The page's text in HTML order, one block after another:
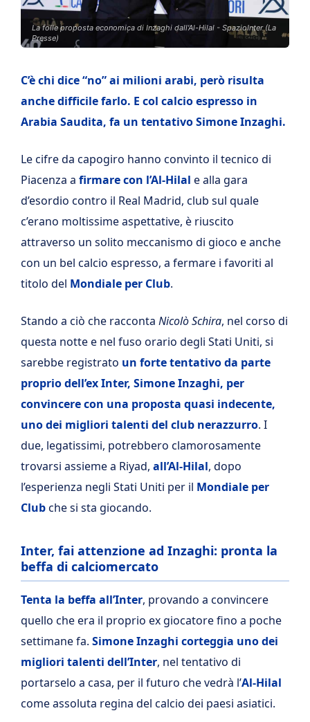
La folle proposta economica di Inzaghi dall'Al-Hilal - SpazioInter (La
Presse)
C’è chi dice “no” ai milioni arabi, però risulta
anche difficile farlo. E col calcio espresso in
Arabia Saudita, fa un tentativo Simone Inzaghi.
Le cifre da capogiro hanno convinto il tecnico di
Piacenza a firmare con l’Al-Hilal e alla gara
d’esordio contro il Real Madrid, club sul quale
c’erano moltissime aspettative, è riuscito
attraverso un solito meccanismo di gioco e anche
con un bel calcio espresso, a fermare i favoriti al
titolo del Mondiale per Club.
Stando a ciò che racconta Nicolò Schira, nel corso di
questa notte e nel fuso orario degli Stati Uniti, si
sarebbe registrato un forte tentativo da parte
proprio dell’ex Inter, Simone Inzaghi, per
convincere con una proposta quasi indecente,
uno dei migliori talenti del club nerazzurro. I
due, legatissimi, potrebbero clamorosamente
trovarsi assieme a Riyad, all’Al-Hilal, dopo
l’esperienza negli Stati Uniti per il Mondiale per
Clubche si sta giocando.
Inter, fai attenzione ad Inzaghi: pronta la
beffa di calciomercato
Tenta la beffa all’Inter, provando a convincere
quello che era il proprio ex giocatore fino a poche
settimane fa. Simone Inzaghi corteggia uno dei
migliori talenti dell’Inter, nel tentativo di
portarselo a casa, per il futuro che vedrà l’Al-Hilal
come assoluta regina del calcio dei paesi asiatici.